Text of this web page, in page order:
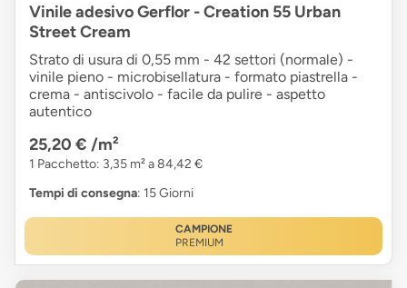
Vinile adesivo Gerflor - Creation 55 Urban
Street Cream
Strato di usura di 0,55 mm - 42 settori (normale) -
vinile pieno - microbisellatura - formato piastrella -
crema - antiscivolo - facile da pulire - aspetto
autentico
25,20 € /m²
1 Pacchetto: 3,35 m² a 84,42 €
Tempi di consegna: 15 Giorni
CAMPIONE
PREMIUM